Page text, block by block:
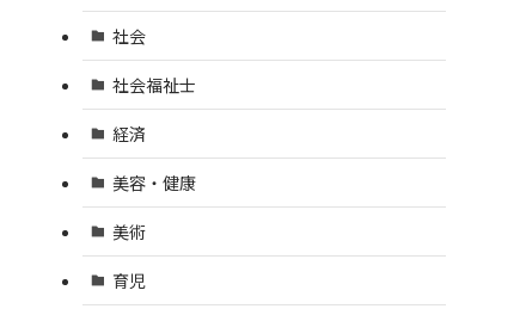
社会
社会福祉士
経済
美容・健康
美術
育児